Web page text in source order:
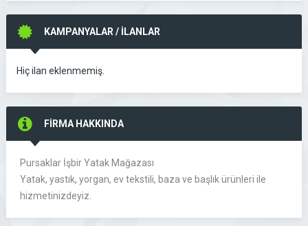
KAMPANYALAR / İLANLAR
Hiç ilan eklenmemiş.
FİRMA HAKKINDA
Pursaklar İşbir Yatak Mağazası
Yatak, yastık, yorgan, ev tekstili, baza ve başlık ürünleri ile
hizmetinizdeyiz.